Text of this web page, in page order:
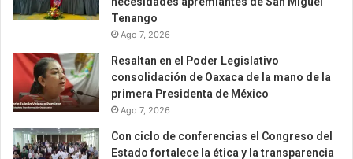
Tenango
Ago 7, 2026
Resaltan en el Poder Legislativo
consolidación de Oaxaca de la mano de la
primera Presidenta de México
Ago 7, 2026
Con ciclo de conferencias el Congreso del
Estado fortalece la ética y la transparencia